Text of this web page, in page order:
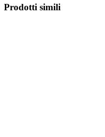
Prodotti simili